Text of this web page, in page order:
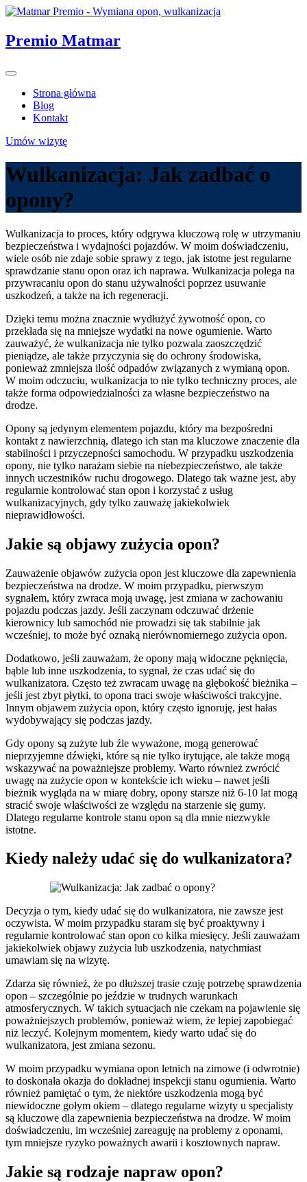
Skip
content
Premio Matmar
Strona główna
Blog
Kontakt
Umów wizytę
Wulkanizacja: Jak zadbać o
opony?
Wulkanizacja to proces, który odgrywa kluczową rolę w utrzymaniu
bezpieczeństwa i wydajności pojazdów. W moim doświadczeniu,
wiele osób nie zdaje sobie sprawy z tego, jak istotne jest regularne
sprawdzanie stanu opon oraz ich naprawa. Wulkanizacja polega na
przywracaniu opon do stanu używalności poprzez usuwanie
uszkodzeń, a także na ich regeneracji.
Dzięki temu można znacznie wydłużyć żywotność opon, co
przekłada się na mniejsze wydatki na nowe ogumienie. Warto
zauważyć, że wulkanizacja nie tylko pozwala zaoszczędzić
pieniądze, ale także przyczynia się do ochrony środowiska,
ponieważ zmniejsza ilość odpadów związanych z wymianą opon.
W moim odczuciu, wulkanizacja to nie tylko techniczny proces, ale
także forma odpowiedzialności za własne bezpieczeństwo na
drodze.
Opony są jedynym elementem pojazdu, który ma bezpośredni
kontakt z nawierzchnią, dlatego ich stan ma kluczowe znaczenie dla
stabilności i przyczepności samochodu. W przypadku uszkodzenia
opony, nie tylko narażam siebie na niebezpieczeństwo, ale także
innych uczestników ruchu drogowego. Dlatego tak ważne jest, aby
regularnie kontrolować stan opon i korzystać z usług
wulkanizacyjnych, gdy tylko zauważę jakiekolwiek
nieprawidłowości.
Jakie są objawy zużycia opon?
Zauważenie objawów zużycia opon jest kluczowe dla zapewnienia
bezpieczeństwa na drodze. W moim przypadku, pierwszym
sygnałem, który zwraca moją uwagę, jest zmiana w zachowaniu
pojazdu podczas jazdy. Jeśli zaczynam odczuwać drżenie
kierownicy lub samochód nie prowadzi się tak stabilnie jak
wcześniej, to może być oznaką nierównomiernego zużycia opon.
Dodatkowo, jeśli zauważam, że opony mają widoczne pęknięcia,
bąble lub inne uszkodzenia, to sygnał, że czas udać się do
wulkanizatora. Często też zwracam uwagę na głębokość bieżnika –
jeśli jest zbyt płytki, to opona traci swoje właściwości trakcyjne.
Innym objawem zużycia opon, który często ignoruję, jest hałas
wydobywający się podczas jazdy.
Gdy opony są zużyte lub źle wyważone, mogą generować
nieprzyjemne dźwięki, które są nie tylko irytujące, ale także mogą
wskazywać na poważniejsze problemy. Warto również zwrócić
uwagę na zużycie opon w kontekście ich wieku – nawet jeśli
bieżnik wygląda na w miarę dobry, opony starsze niż 6-10 lat mogą
stracić swoje właściwości ze względu na starzenie się gumy.
Dlatego regularne kontrole stanu opon są dla mnie niezwykle
istotne.
Kiedy należy udać się do wulkanizatora?
Decyzja o tym, kiedy udać się do wulkanizatora, nie zawsze jest
oczywista. W moim przypadku staram się być proaktywny i
regularnie kontrolować stan opon co kilka miesięcy. Jeśli zauważam
jakiekolwiek objawy zużycia lub uszkodzenia, natychmiast
umawiam się na wizytę.
Zdarza się również, że po dłuższej trasie czuję potrzebę sprawdzenia
opon – szczególnie po jeździe w trudnych warunkach
atmosferycznych. W takich sytuacjach nie czekam na pojawienie się
poważniejszych problemów, ponieważ wiem, że lepiej zapobiegać
niż leczyć. Kolejnym momentem, kiedy warto udać się do
wulkanizatora, jest zmiana sezonu.
W moim przypadku wymiana opon letnich na zimowe (i odwrotnie)
to doskonała okazja do dokładnej inspekcji stanu ogumienia. Warto
również pamiętać o tym, że niektóre uszkodzenia mogą być
niewidoczne gołym okiem – dlatego regularne wizyty u specjalisty
są kluczowe dla zapewnienia bezpieczeństwa na drodze. W moim
doświadczeniu, im wcześniej zareaguję na problemy z oponami,
tym mniejsze ryzyko poważnych awarii i kosztownych napraw.
Jakie są rodzaje napraw opon?